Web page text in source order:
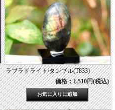
ラブラドライト/タンブル(T833)
価格：1,510円(税込)